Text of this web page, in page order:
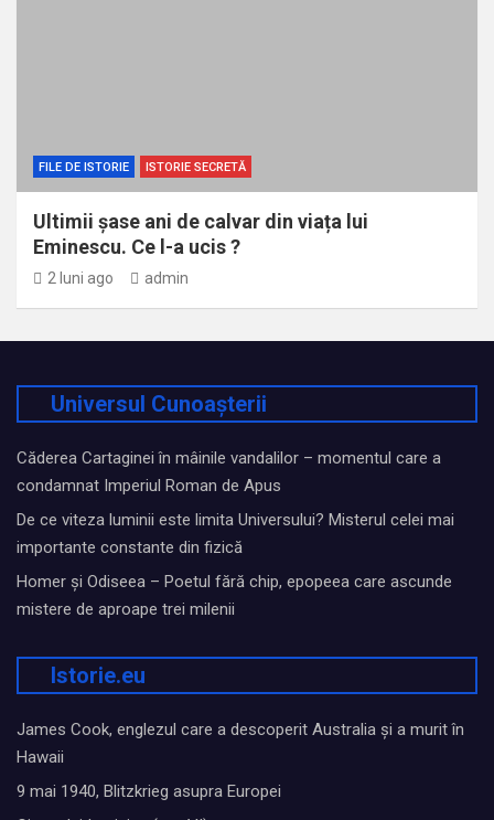
FILE DE ISTORIE ISTORIE SECRETĂ
Ultimii șase ani de calvar din viața lui
Eminescu. Ce l-a ucis ?
2 luni ago admin
Universul Cunoașterii
Căderea Cartaginei în mâinile vandalilor – momentul care a
condamnat Imperiul Roman de Apus
De ce viteza luminii este limita Universului? Misterul celei mai
importante constante din fizică
Homer și Odiseea – Poetul fără chip, epopeea care ascunde
mistere de aproape trei milenii
Istorie.eu
James Cook, englezul care a descoperit Australia și a murit în
Hawaii
9 mai 1940, Blitzkrieg asupra Europei